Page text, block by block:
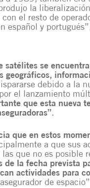
la
el resto de
español y
satélites se
geográficos,
debido a la
el lanzamiento
que esta nueva
.
que en estos
a que sus
que no es posible
de la fecha prevista
actividades para
de